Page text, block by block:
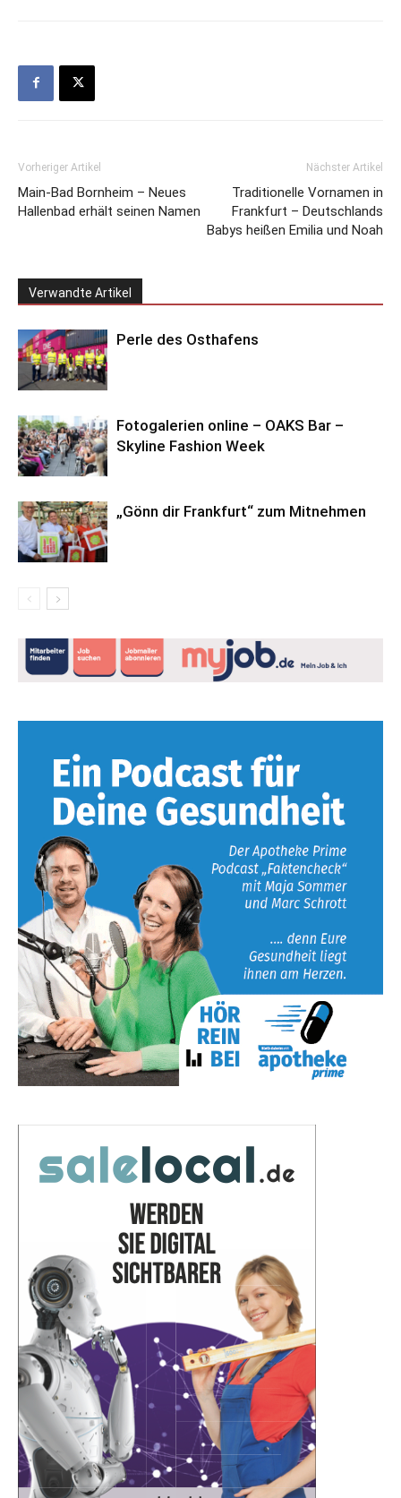
Vorheriger Artikel
Main-Bad Bornheim – Neues
Hallenbad erhält seinen Namen
Nächster Artikel
Traditionelle Vornamen in
Frankfurt – Deutschlands
Babys heißen Emilia und Noah
Verwandte Artikel
Perle des Osthafens
Fotogalerien online – OAKS Bar –
Skyline Fashion Week
„Gönn dir Frankfurt“ zum Mitnehmen